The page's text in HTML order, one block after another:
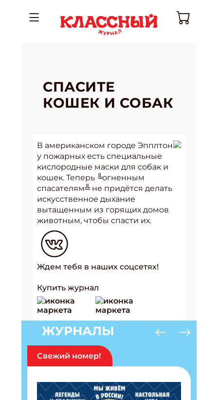
СПАСИТЕ
КОШЕК И СОБАК
В американском городе Эпплтон
у пожарных есть специальные
кислородные маски для собак и
кошек. Теперь ╚огненным
спасателям╩ не придётся делать
искусственное дыхание
вытащенным из горящих домов
животным, чтобы спасти их.
Ждем тебя в наших соцсетях!
Купить журнал
ЖУРНАЛЫ
Свежий номер!